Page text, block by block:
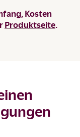
Kosten
Produktseite.